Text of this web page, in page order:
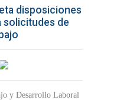
disposiciones
solicitudes de
y Desarrollo Laboral